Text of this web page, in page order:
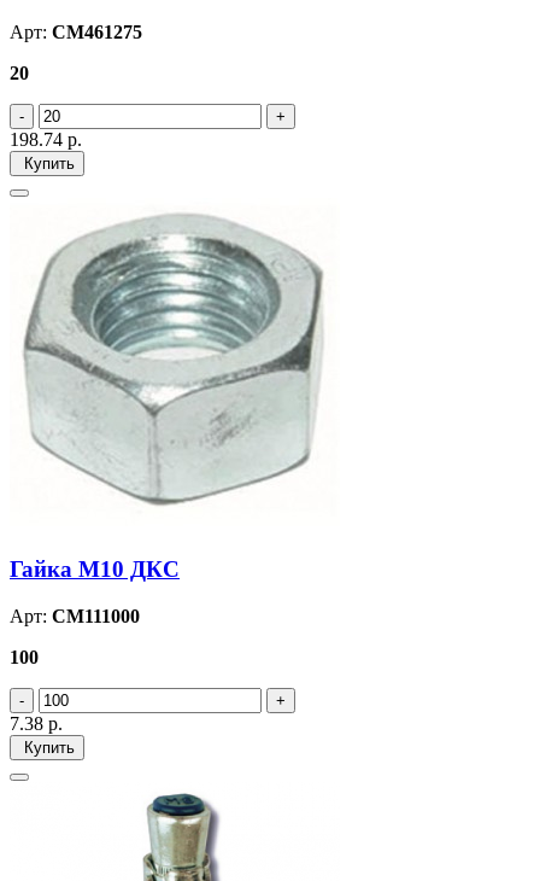
Арт: CM461275
20
198.74 р.
Купить
Гайка М10 ДКС
Арт: CM111000
100
7.38 р.
Купить